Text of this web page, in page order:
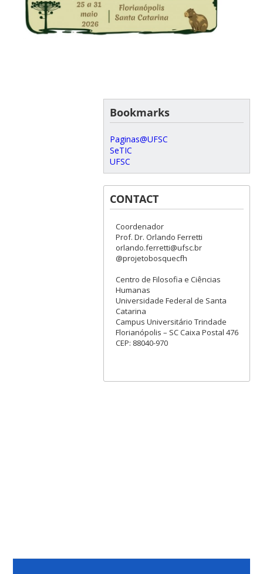
Bookmarks
Paginas@UFSC
SeTIC
UFSC
CONTACT
Coordenador
Prof. Dr. Orlando Ferretti
orlando.ferretti@ufsc.br
@projetobosquecfh
Centro de Filosofia e Ciências
Humanas
Universidade Federal de Santa
Catarina
Campus Universitário Trindade
Florianópolis – SC Caixa Postal 476
CEP: 88040-970